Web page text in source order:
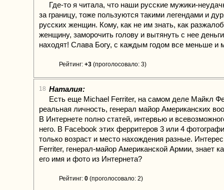
Где-то я читала, что наши русские мужики-
за границу, тоже пользуются такими легендами и
русских женщин. Кому, как не им знать, как
женщину, заморочить голову и вытянуть с нее
находят! Слава Богу, с каждым годом все меньше и
Рейтинг: +3 (проголосовало: 3)
18 Наталия:
Есть еще Michael Ferriter, на самом деле Майкл
реальная личность, генерал майор Американских
В Интернете полно статей, интервью и
него. В Facebook этих ферритеров 3 или 4
только возраст и место нахождения разные.
Ferriter, генерал-майор Американской Армии, знает
его имя и фото из Интернета?
Рейтинг: 0 (проголосовало: 2)